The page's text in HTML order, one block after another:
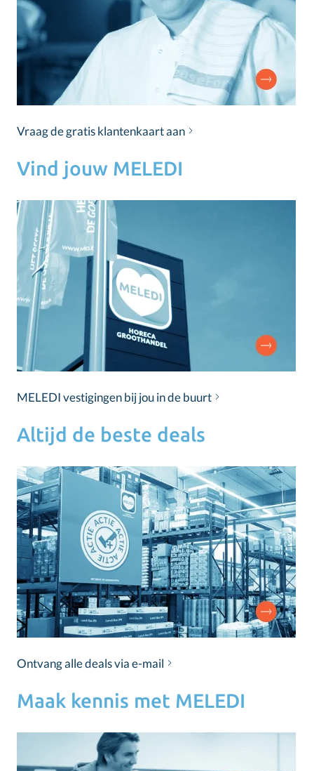
Vraag de gratis klantenkaart aan
Vind jouw MELEDI
MELEDI vestigingen bij jou in de buurt
Altijd de beste deals
Ontvang alle deals via e-mail
Maak kennis met MELEDI